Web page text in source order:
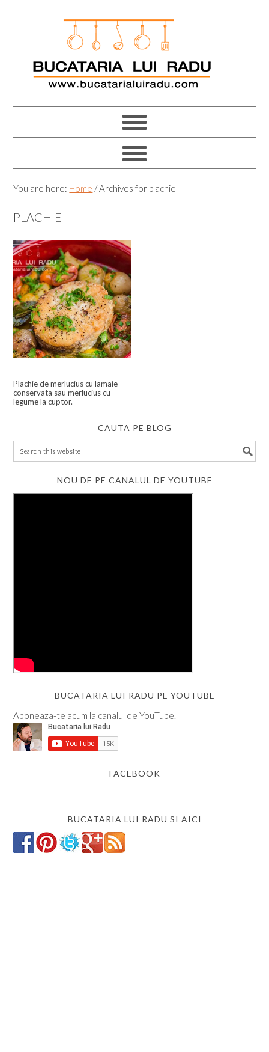
You are here: Home /Archives for plachie
PLACHIE
Plachie de merlucius cu lamaie
conservata sau merlucius cu
legume la cuptor.
CAUTA PE BLOG
NOU DE PE CANALUL DE YOUTUBE
BUCATARIA LUI RADU PE YOUTUBE
Aboneaza-te acum la canalul de YouTube.
FACEBOOK
BUCATARIA LUI RADU SI AICI